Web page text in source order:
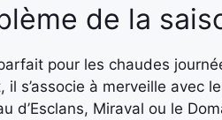
de la
pour les chaudes
s’associe à merveille avec
d’Esclans, Miraval ou le